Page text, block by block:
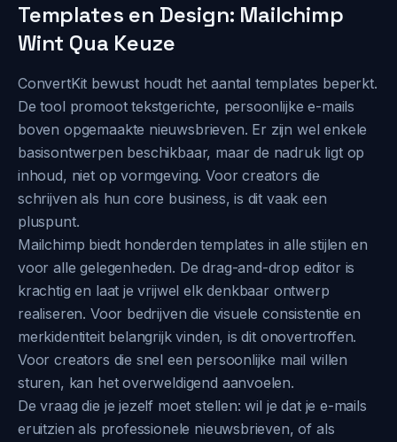
Templates en Design: Mailchimp
Wint Qua Keuze
ConvertKit bewust houdt het aantal templates beperkt.
De tool promoot tekstgerichte, persoonlijke e-mails
boven opgemaakte nieuwsbrieven. Er zijn wel enkele
basisontwerpen beschikbaar, maar de nadruk ligt op
inhoud, niet op vormgeving. Voor creators die
schrijven als hun core business, is dit vaak een
pluspunt.
Mailchimp biedt honderden templates in alle stijlen en
voor alle gelegenheden. De drag-and-drop editor is
krachtig en laat je vrijwel elk denkbaar ontwerp
realiseren. Voor bedrijven die visuele consistentie en
merkidentiteit belangrijk vinden, is dit onovertroffen.
Voor creators die snel een persoonlijke mail willen
sturen, kan het overweldigend aanvoelen.
De vraag die je jezelf moet stellen: wil je dat je e-mails
eruitzien als professionele nieuwsbrieven, of als